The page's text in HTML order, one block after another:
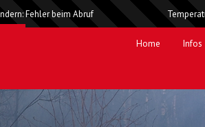
Fehler beim Abruf
Home Infos